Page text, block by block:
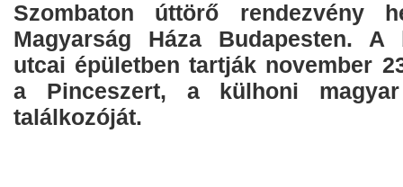
Szombaton úttörő rendezvény
Magyarság Háza Budapesten. A
utcai épületben tartják november
a Pinceszert, a külhoni
találkozóját.